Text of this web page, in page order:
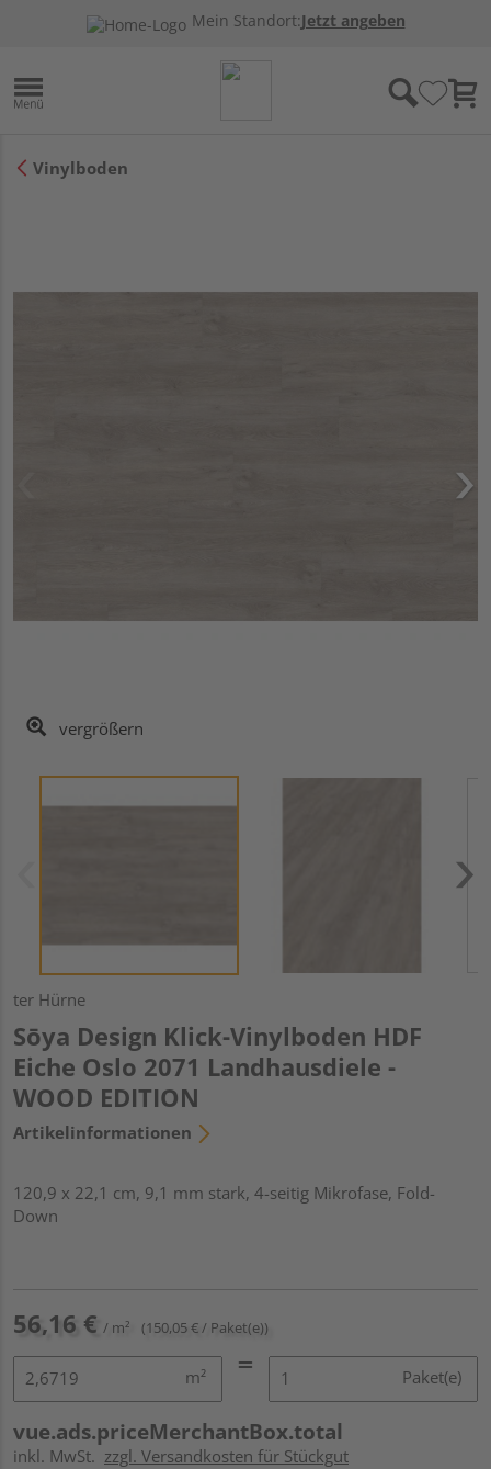
Mein Standort:Jetzt angeben
Vinylboden
vergrößern
ter Hürne
Sōya Design Klick-Vinylboden HDF
Eiche Oslo 2071 Landhausdiele -
WOOD EDITION
Artikelinformationen
120,9 x 22,1 cm, 9,1 mm stark, 4-seitig Mikrofase, Fold-
Down
56,16 € / m² (150,05 € / Paket(e))
m² Paket(e)
vue.ads.priceMerchantBox.total
inkl. MwSt. zzgl. Versandkosten für Stückgut